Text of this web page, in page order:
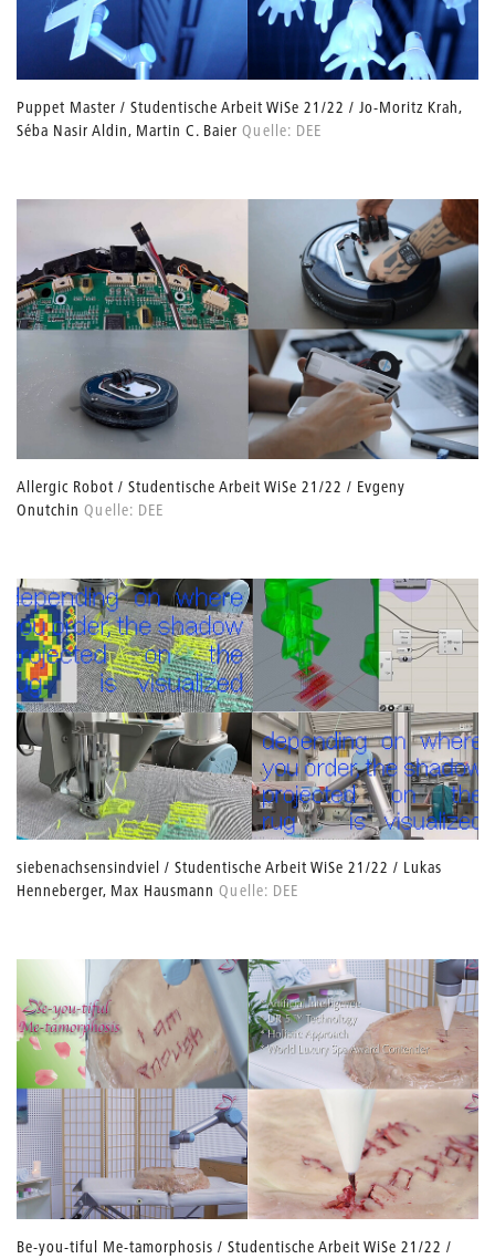
Puppet Master / Studentische Arbeit WiSe 21/22 / Jo-Moritz Krah,
Séba Nasir Aldin, Martin C. Baier Quelle: DEE
Allergic Robot / Studentische Arbeit WiSe 21/22 / Evgeny
Onutchin Quelle: DEE
siebenachsensindviel / Studentische Arbeit WiSe 21/22 / Lukas
Henneberger, Max Hausmann Quelle: DEE
Be-you-tiful Me-tamorphosis / Studentische Arbeit WiSe 21/22 /